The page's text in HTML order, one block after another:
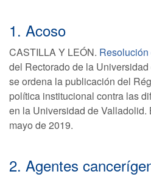
1. Acoso
CASTILLA Y LEÓN.
del Rectorado de la
se ordena la publicación del
política institucional contra las
en la Universidad de Valladolid.
mayo de 2019.
2. Agentes